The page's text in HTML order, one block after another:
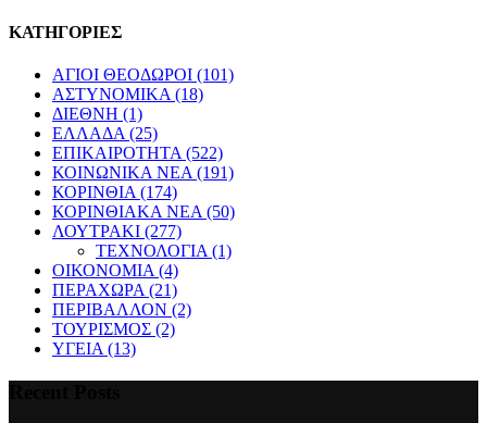
ΚΑΤΗΓΟΡΙΕΣ
ΑΓΙΟΙ ΘΕΟΔΩΡΟΙ (101)
ΑΣΤΥΝΟΜΙΚΑ (18)
ΔΙΕΘΝΗ (1)
ΕΛΛΑΔΑ (25)
ΕΠΙΚΑΙΡΟΤΗΤΑ (522)
ΚΟΙΝΩΝΙΚΑ ΝΕΑ (191)
ΚΟΡΙΝΘΙΑ (174)
ΚΟΡΙΝΘΙΑΚΑ ΝΕΑ (50)
ΛΟΥΤΡΑΚΙ (277)
ΤΕΧΝΟΛΟΓΙΑ (1)
ΟΙΚΟΝΟΜΙΑ (4)
ΠΕΡΑΧΩΡΑ (21)
ΠΕΡΙΒΑΛΛΟΝ (2)
ΤΟΥΡΙΣΜΟΣ (2)
ΥΓΕΙΑ (13)